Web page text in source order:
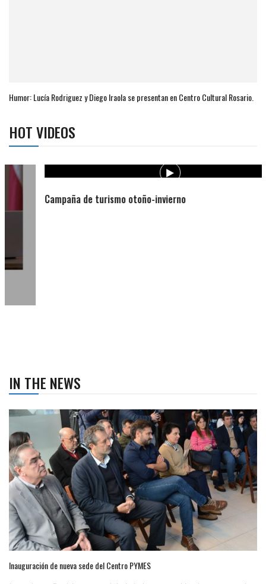
Humor: Lucía Rodriguez y Diego Iraola se presentan en Centro Cultural Rosario.
HOT VIDEOS
Campaña de turismo otoño-invierno
IN THE NEWS
Inauguración de nueva sede del Centro PYMES